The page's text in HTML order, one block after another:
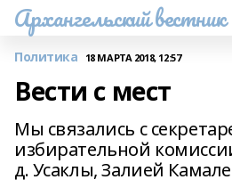
Архангельский вестник
Политика 18 МАРТА 2018, 12:57
Вести с мест
Мы связались с
избирательной
д. Усаклы, Залией